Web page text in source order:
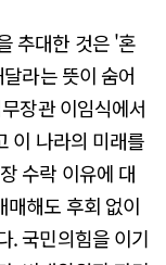
추대한 것은 '혼
라는 뜻이 숨어
장관 이임식에서
이 나라의 미래를
수락 이유에 대
해도 후회 없이
. 국민의힘을 이기